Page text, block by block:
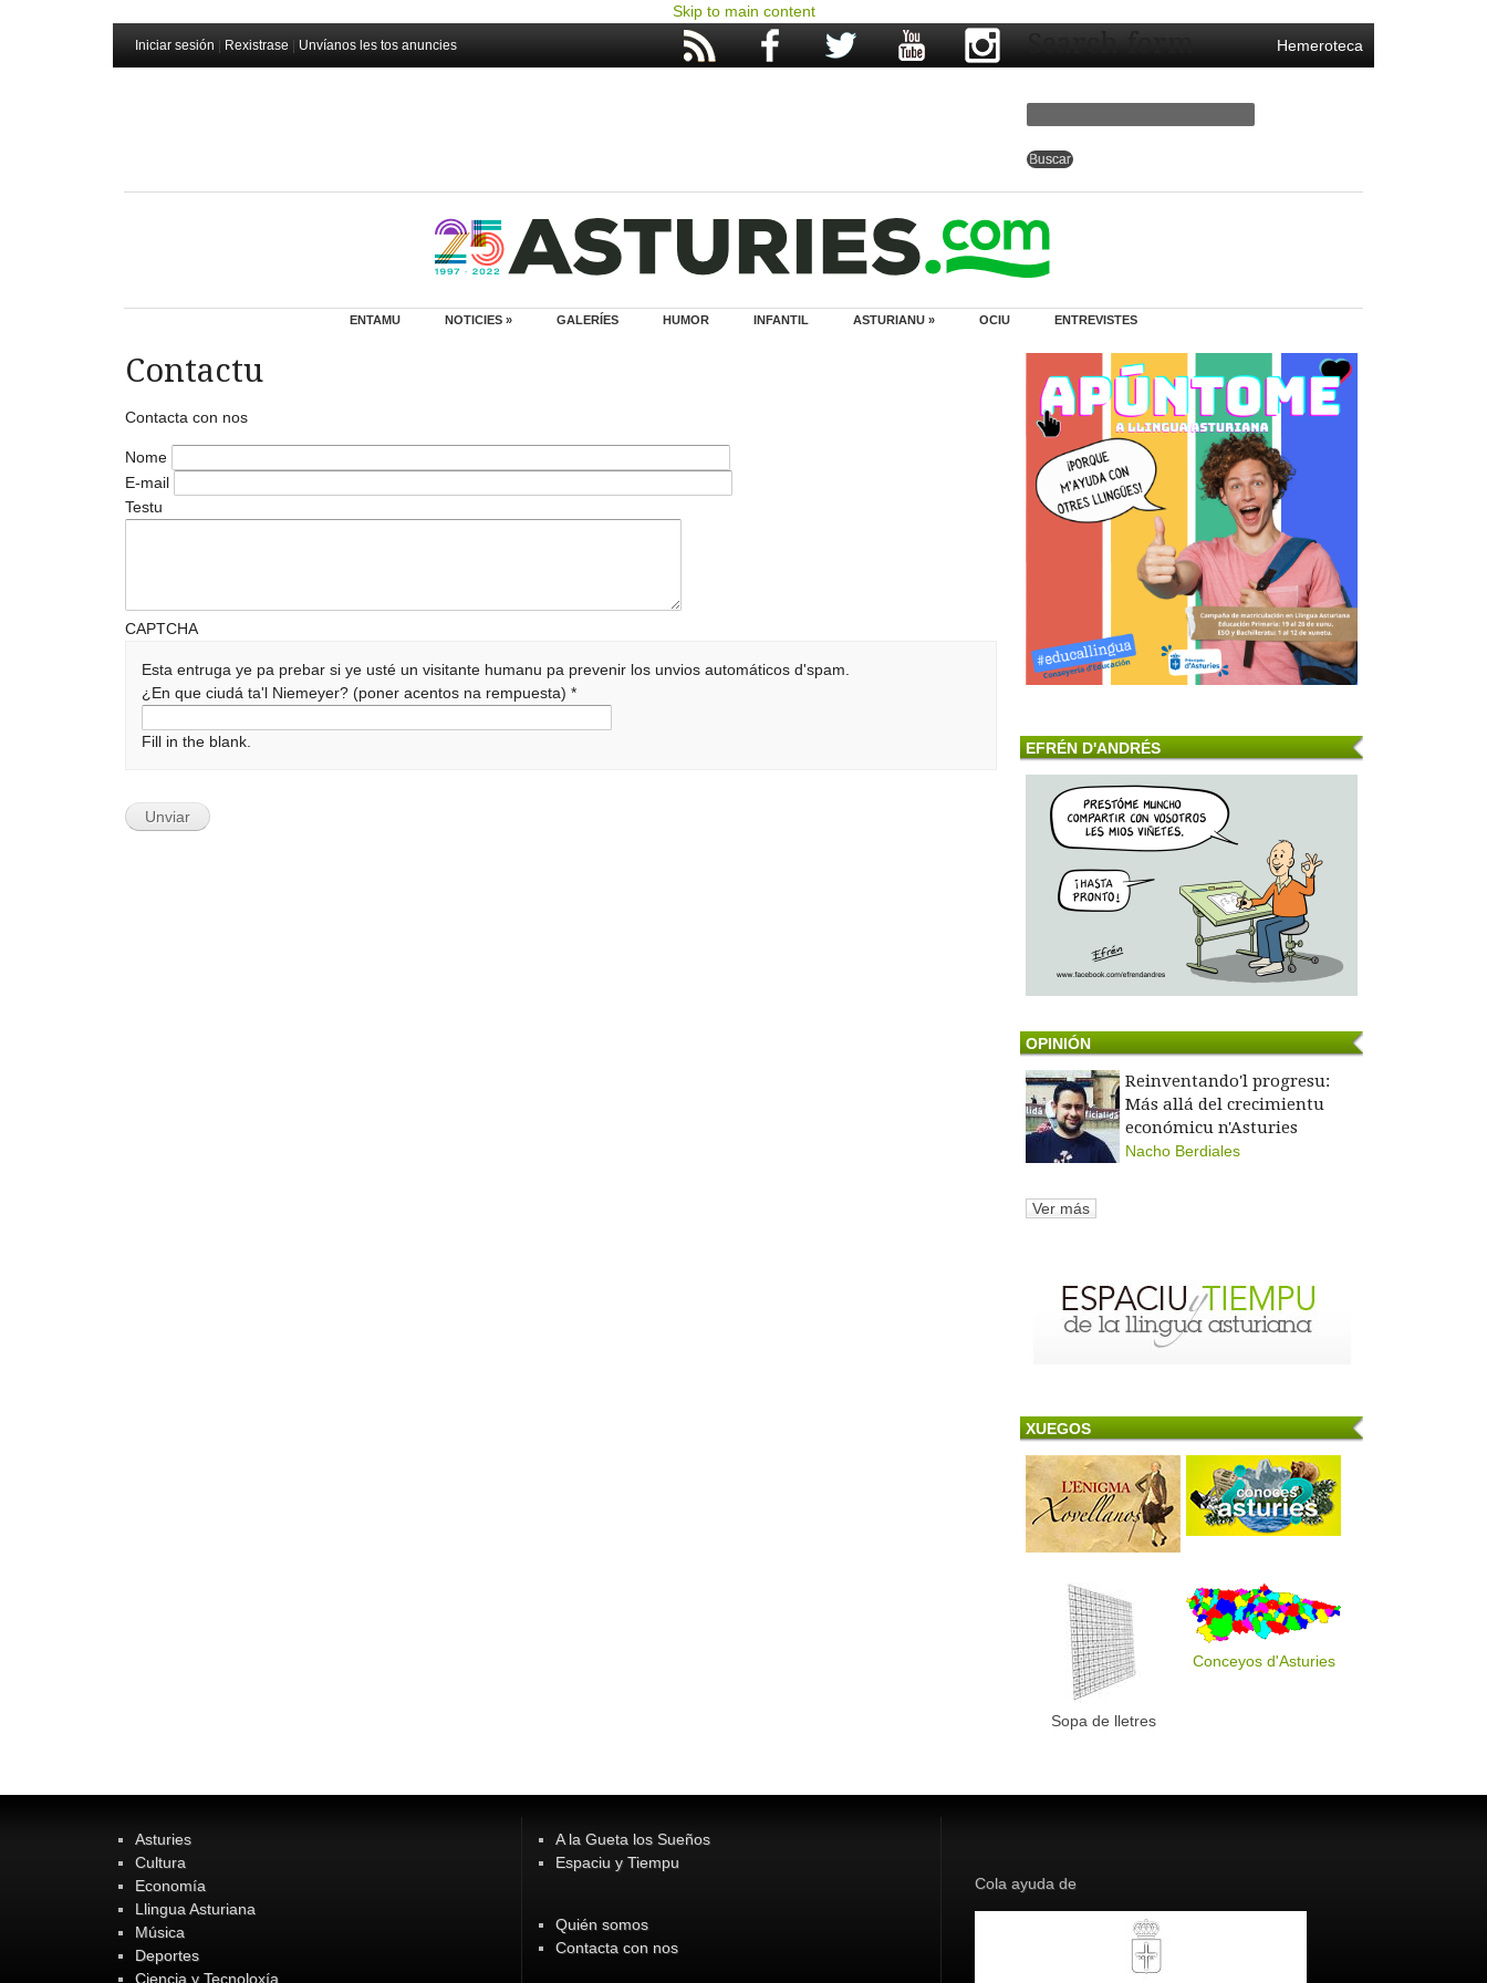
Skip to main content
Iniciar sesión Rexistrase Unvíanos les tos anuncies Hemeroteca
Search form
ENTAMU NOTICIES » GALERÍES HUMOR INFANTIL ASTURIANU » OCIU ENTREVISTES
Contactu
Contacta con nos
Nome
E-mail
Testu
CAPTCHA
Esta entruga ye pa prebar si ye usté un visitante humanu pa prevenir los unvios automáticos d'spam.
¿En que ciudá ta'l Niemeyer? (poner acentos na rempuesta)*
Fill in the blank. EFRÉN D'ANDRÉS
OPINIÓN
Reinventando'l progresu:
Más allá del crecimientu
económicu n'Asturies
Nacho Berdiales
Ver más
XUEGOS
Sopa de lletres
Conceyos d'Asturies
Asturies
Cultura
Economía
Llingua Asturiana
Música
Deportes
Ciencia y Tecnoloxía
A la Gueta los Sueños
Espaciu y Tiempu
Quién somos
Contacta con nos
Cola ayuda de